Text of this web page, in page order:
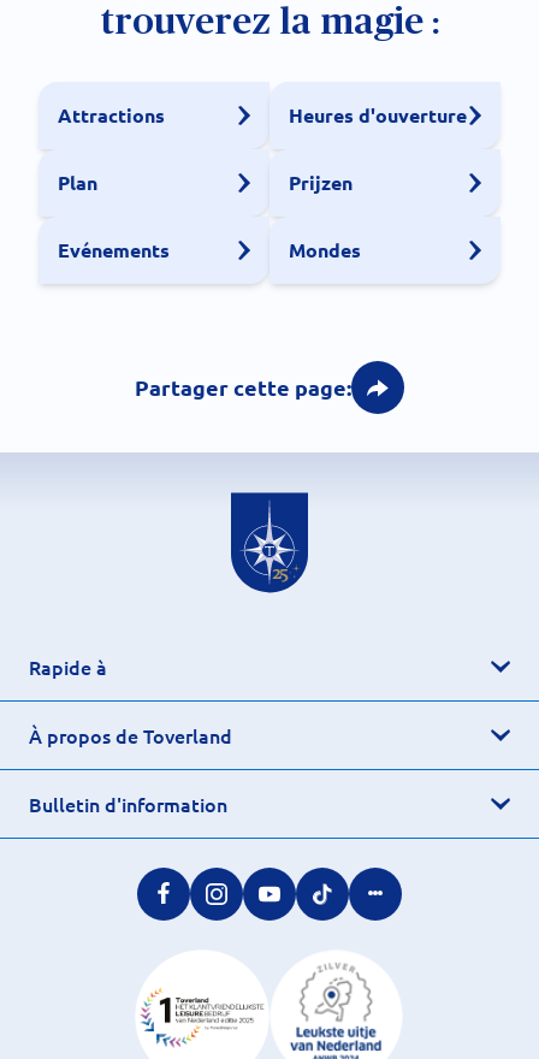
trouverez la magie :
Attractions Heures d'ouverture
Plan Prijzen
Evénements Mondes
Partager cette page:
Rapide à
À propos de Toverland
Bulletin d'information